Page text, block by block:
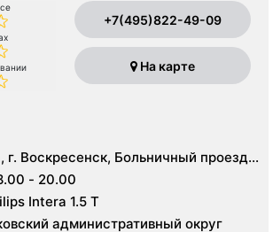
+7(495)822-49-09
На карте
г. Воскресенск, Больничный проезд,
- 20.00
Intera 1.5 T
административный округ